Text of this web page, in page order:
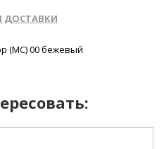
ДОСТАВКИ
(MC) 00 бежевый